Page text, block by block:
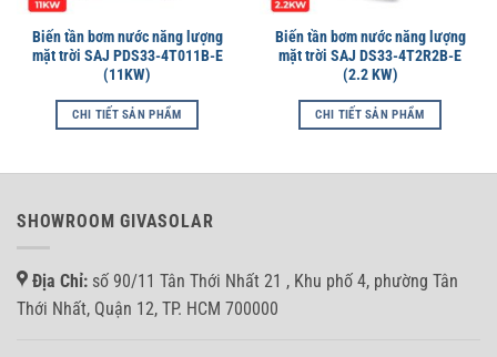
Biến tần bơm nước năng lượng
mặt trời SAJ PDS33-4T011B-E
(11KW)
CHI TIẾT SẢN PHẨM
Biến tần bơm nước năng lượng
mặt trời SAJ DS33-4T2R2B-E
(2.2 KW)
CHI TIẾT SẢN PHẨM
SHOWROOM GIVASOLAR
Địa Chỉ: số 90/11 Tân Thới Nhất 21 , Khu phố 4, phường Tân
Thới Nhất, Quận 12, TP. HCM 700000